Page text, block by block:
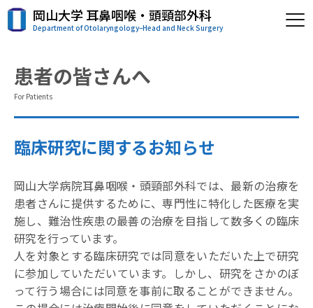
岡山大学 耳鼻咽喉・頭頸部外科
Department of Otolaryngology–Head and Neck Surgery
患者の皆さんへ
For Patients
臨床研究に関するお知らせ
岡山大学病院耳鼻咽喉・頭頸部外科では、最新の治療を
患者さんに提供するために、専門性に特化した医療を実
施し、難治性疾患の最善の治療を目指して数多くの臨床
研究を行っています。
人を対象とする臨床研究では同意をいただいた上で研究
に参加していただいています。しかし、研究をさかのぼ
って行う場合には同意を事前に取ることができません。